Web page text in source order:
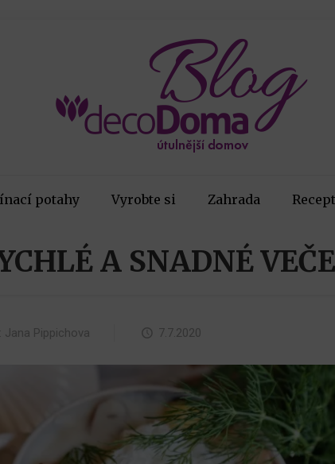
potahy Vyrobte si Zahrada
A SNADNÉ
Jana Pippichova 7.7.2020